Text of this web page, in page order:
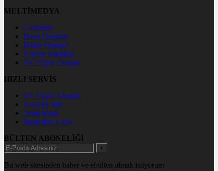
MULTİMEDYA
Gazeteler
Hava Durumu
Haber Gönder
Namaz Vakitleri
TV Yayın Akışları
HIZLI SERVİS
TV Yayın Akışları
Yazarlar Site
Tenis İddaa
Basketbol Canlı
BÜLTEN ABONELİĞİ
+
Bu web sitesinden haber ve ebülten almak istiyorum